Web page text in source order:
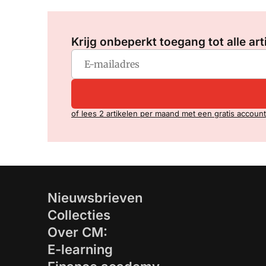
Krijg onbeperkt toegang tot alle
of lees 2 artikelen per maand met een gratis account
Nieuwsbrieven
Collecties
Over CM:
E-learning